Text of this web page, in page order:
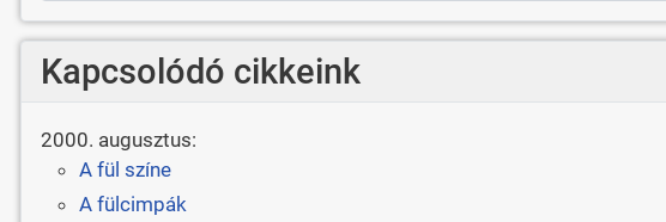
Kapcsolódó cikkeink
2000. augusztus:
A fül színe
A fülcimpák